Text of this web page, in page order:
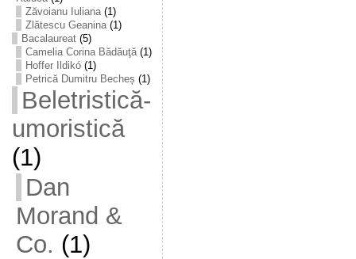
Zăvoianu Iuliana(1)
Zlătescu Geanina(1)
Bacalaureat(5)
Camelia Corina Bădăuţă(1)
Hoffer Ildikó(1)
Petrică Dumitru Becheș (1)
Beletristică-
umoristică
(1)
Dan
Morand &
Co. (1)